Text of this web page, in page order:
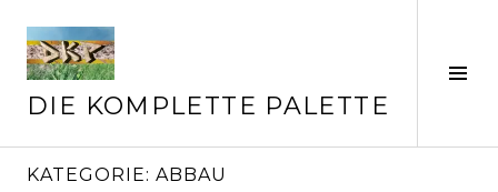
zum
Inhalt
DIE KOMPLETTE PALETTE
KATEGORIE: ABBAU